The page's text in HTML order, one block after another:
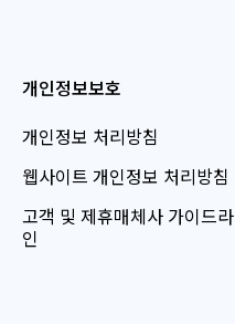
개인정보보호
개인정보 처리방침
웹사이트 개인정보 처리방침
고객 및 제휴매체사 가이드라
인